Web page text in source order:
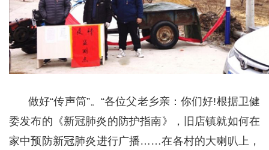
做好“传声筒”。“各位父老乡亲：你们好!根据卫健
委发布的《新冠肺炎的防护指南》，旧店镇就如何在
家中预防新冠肺炎进行广播……在各村的大喇叭上，